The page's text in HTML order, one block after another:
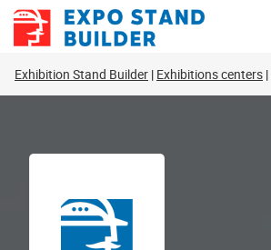
Zum
Inhalt
Exhibition Stand Builder Exhibitions centers